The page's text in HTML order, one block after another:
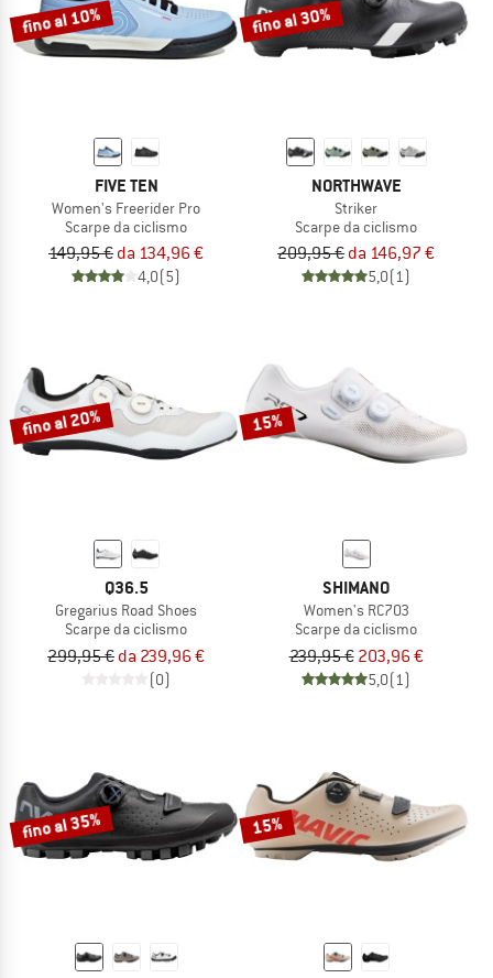
fino al 10%
FIVE TEN
Women's Freerider Pro
Scarpe da ciclismo
149,95 € da 134,96 €
4,0(5)
fino al 30%
NORTHWAVE
Striker
Scarpe da ciclismo
209,95 € da 146,97 €
5,0(1)
fino al 20%
Q36.5
Gregarius Road Shoes
Scarpe da ciclismo
299,95 € da 239,96 €
(0)
15%
SHIMANO
Women's RC703
Scarpe da ciclismo
239,95 € 203,96 €
5,0(1)
fino al 35% 15%